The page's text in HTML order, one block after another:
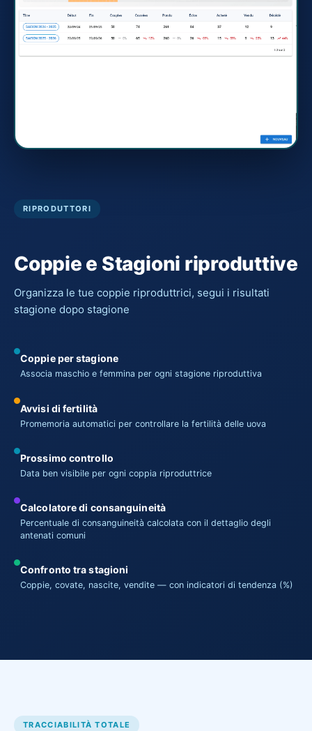
RIPRODUTTORI
Coppie e Stagioni riproduttive
Organizza le tue coppie riproduttrici, segui i risultati
stagione dopo stagione
Coppie per stagione
Associa maschio e femmina per ogni stagione riproduttiva
Avvisi di fertilità
Promemoria automatici per controllare la fertilità delle uova
Prossimo controllo
Data ben visibile per ogni coppia riproduttrice
Calcolatore di consanguineità
Percentuale di consanguineità calcolata con il dettaglio degli
antenati comuni
Confronto tra stagioni
Coppie, covate, nascite, vendite — con indicatori di tendenza (%)
TRACCIABILITÀ TOTALE